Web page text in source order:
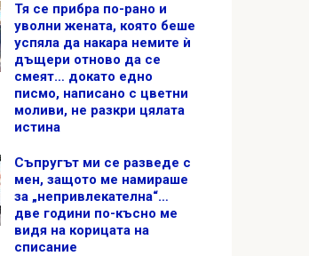
Тя се прибра по-рано и
уволни жената, която беше
успяла да накара немите ѝ
дъщери отново да се
смеят… докато едно
писмо, написано с цветни
моливи, не разкри цялата
истина
Съпругът ми се разведе с
мен, защото ме намираше
за „непривлекателна“…
две години по-късно ме
видя на корицата на
списание